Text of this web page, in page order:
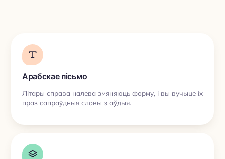
Арабскае пісьмо
Літары справа налева змяняюць форму, і вы вучыце іх
праз сапраўдныя словы з аўдыя.